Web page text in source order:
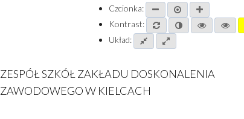
Czcionka:
Kontrast:
Układ:
ZESPÓŁ SZKÓŁ ZAKŁADU DOSKONALENIA
ZAWODOWEGO W KIELCACH